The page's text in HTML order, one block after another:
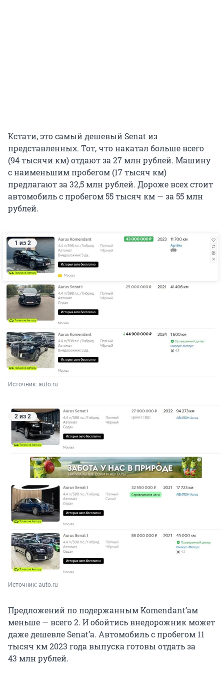
Кстати, это самый дешевый Senat из
представленных. Тот, что накатал больше всего
(94 тысячи км) отдают за 27 млн рублей. Машину
с наименьшим пробегом (17 тысяч км)
предлагают за 32,5 млн рублей. Дороже всех стоит
автомобиль с пробегом 55 тысяч км — за 55 млн
рублей.
1 из 2
Источник: auto.ru
2 из 2
Источник: auto.ru
Предложений по подержанным Komendant’ам
меньше — всего 2. И обойтись внедорожник может
даже дешевле Senat’а. Автомобиль с пробегом 11
тысяч км 2023 года выпуска готовы отдать за
43 млн рублей.